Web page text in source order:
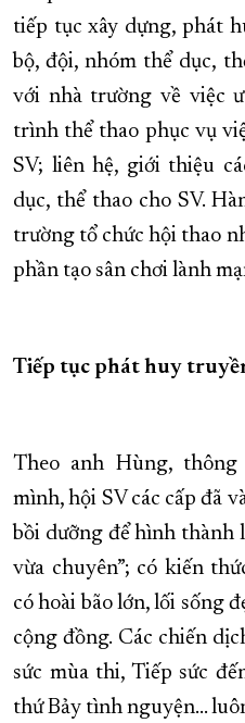
tiếp tục xây dựng, phát
bộ, đội, nhóm thể dục,
với nhà trường về việc
trình thể thao phục vụ
SV; liên hệ, giới thiệu
dục, thể thao cho SV.
trường tổ chức hội thao
phần tạo sân chơi lành
Tiếp tục phát huy
Theo anh Hùng,
mình, hội SV các cấp đã
bồi dưỡng để hình thành
vừa chuyên”; có kiến
có hoài bão lớn, lối sống
cộng đồng. Các chiến
sức mùa thi, Tiếp sức
thứ Bảy tình nguyện...